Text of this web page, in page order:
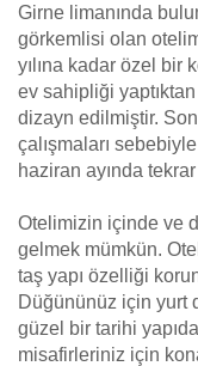
Girne limanında
görkemlisi olan
yılına kadar özel bir
ev sahipliği
dizayn edilmiştir.
çalışmaları
haziran ayında
Otelimizin içinde ve
gelmek mümkün.
taş yapı özelliği
Düğününüz için yurt
güzel bir tarihi
misafirleriniz için